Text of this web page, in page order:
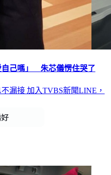
自己嗎」 朱芯儀愣住哭了
漏接 加入TVBS新聞LINE，